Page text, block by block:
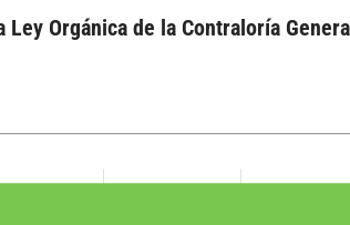
Orgánica de la Contraloría